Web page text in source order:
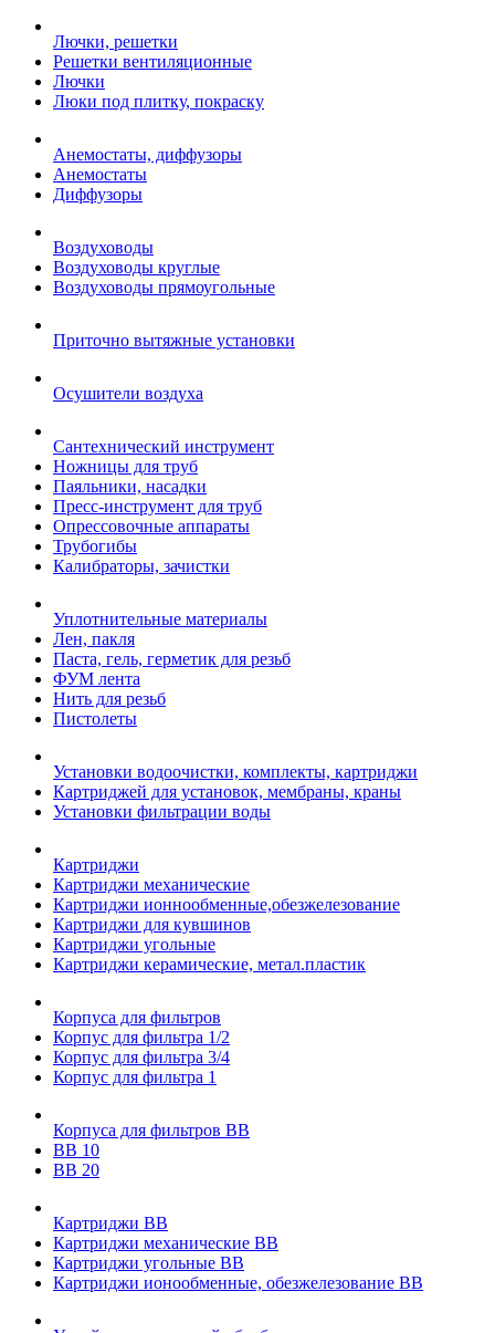
Лючки, решетки
Решетки вентиляционные
Лючки
Люки под плитку, покраску
Анемостаты, диффузоры
Анемостаты
Диффузоры
Воздуховоды
Воздуховоды круглые
Воздуховоды прямоугольные
Приточно вытяжные установки
Осушители воздуха
Сантехнический инструмент
Ножницы для труб
Паяльники, насадки
Пресс-инструмент для труб
Опрессовочные аппараты
Трубогибы
Калибраторы, зачистки
Уплотнительные материалы
Лен, пакля
Паста, гель, герметик для резьб
ФУМ лента
Нить для резьб
Пистолеты
Установки водоочистки, комплекты, картриджи
Картриджей для установок, мембраны, краны
Установки фильтрации воды
Картриджи
Картриджи механические
Картриджи ионнообменные,обезжелезование
Картриджи для кувшинов
Картриджи угольные
Картриджи керамические, метал.пластик
Корпуса для фильтров
Корпус для фильтра 1/2
Корпус для фильтра 3/4
Корпус для фильтра 1
Корпуса для фильтров ВВ
ВВ 10
ВВ 20
Картриджи ВВ
Картриджи механические ВВ
Картриджи угольные ВВ
Картриджи ионообменные, обезжелезование ВВ